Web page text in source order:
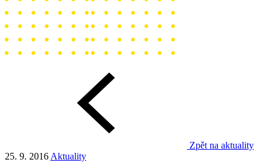
Zpět na aktuality
25. 9. 2016 Aktuality